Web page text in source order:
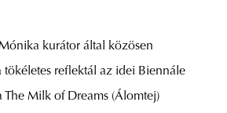
kurátor által közösen
tökéletes reflektál az idei Biennále
The Milk of Dreams (Álomtej)